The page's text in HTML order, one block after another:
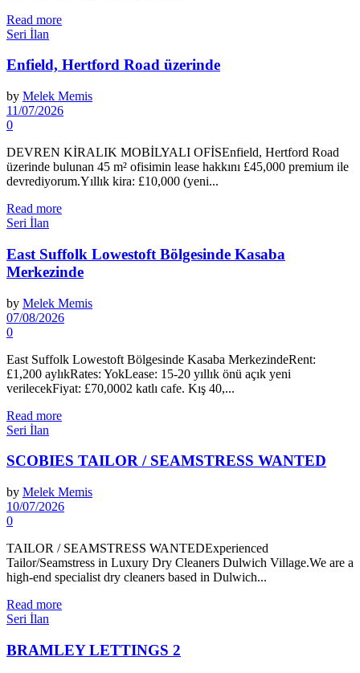
Read more
Seri İlan
Enfield, Hertford Road üzerinde
by Melek Memis
11/07/2026
0
DEVREN KİRALIK MOBİLYALI OFİSEnfield, Hertford Road
üzerinde bulunan 45 m² ofisimin lease hakkını £45,000 premium ile
devrediyorum.Yıllık kira: £10,000 (yeni...
Read more
Seri İlan
East Suffolk Lowestoft Bölgesinde Kasaba
Merkezinde
by Melek Memis
07/08/2026
0
East Suffolk Lowestoft Bölgesinde Kasaba MerkezindeRent:
£1,200 aylıkRates: YokLease: 15-20 yıllık önü açık yeni
verilecekFiyat: £70,0002 katlı cafe. Kış 40,...
Read more
Seri İlan
SCOBIES TAILOR / SEAMSTRESS WANTED
by Melek Memis
10/07/2026
0
TAILOR / SEAMSTRESS WANTEDExperienced
Tailor/Seamstress in Luxury Dry Cleaners Dulwich Village.We are a
high-end specialist dry cleaners based in Dulwich...
Read more
Seri İlan
BRAMLEY LETTINGS 2